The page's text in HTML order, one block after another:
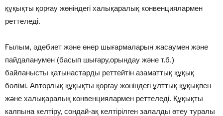
құқықты қорғау жөніндегі халықаралық конвенциялармен
реттеледі.
Ғылым, әдебиет және өнер шығармаларын жасаумен және
пайдаланумен (басып шығару,орындау және т.б.)
байланысты қатынастарды реттейтін азаматтық құқық
бөлімі. Авторлық құқықты қорғау жөніндегі ұлттық құқықпен
және халықаралық конвенциялармен реттеледі. Құқықты
калпына келтіру, сондай-ақ келтірілген залалды өтеу туралы